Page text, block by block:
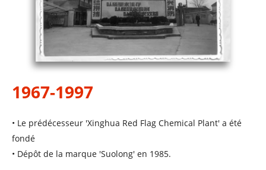
1967-1997
• Le prédécesseur 'Xinghua Red Flag Chemical Plant' a été
fondé
• Dépôt de la marque 'Suolong' en 1985.